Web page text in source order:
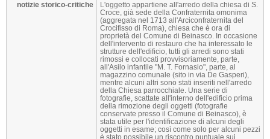
notizie storico-critiche
L'oggetto appartiene all'arredo della chiesa di S.
Croce, già sede della Confraternita omonima
(aggregata nel 1713 all'Arciconfraternita del
Crocifisso di Roma), chiesa che è ora di
proprietà del Comune di Beinasco. In occasione
dell'intervento di restauro che ha interessato le
strutture dell'edificio, tutti gli arredi sono stati
rimossi e collocati provvisoriamente, parte,
all'Asilo infantile "M. T. Fornasio", parte, al
magazzino comunale (sito in via De Gasperi),
mentre alcuni altri sono stati inseriti nell'arredo
della Chiesa parrocchiale. Una serie di
fotografie, scattate all'interno dell'edificio prima
della rimozione degli oggetti (fotografie
conservate presso il Comune di Beinasco), è
stata utile per l'identificazione di alcuni degli
oggetti in esame; così come solo per alcuni pezzi
è stato possibile un riscontro puntuale sui